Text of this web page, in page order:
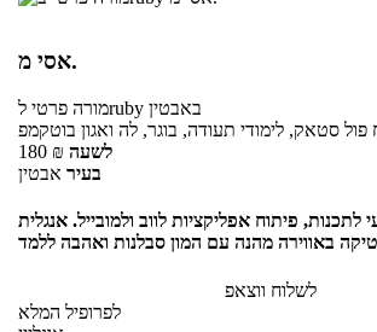
אסי מ.
מורה פרטילruby באבטין
סטאק, לימודי תעודה, בוגר, לה ואגון בוטקמפ
180 ₪ לשעה
בעיר אבטין
לתכנות, פיתוח אפליקציות לווב ולמובייל. אנגלית
באווירה מהנה עם המון סבלנות ואהבה ללמד
לשלוח ווצאפ
לפרופיל המלא